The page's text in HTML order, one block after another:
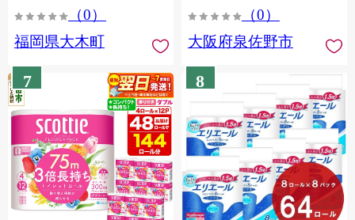
（0）
福岡県大木町
（0）
大阪府泉佐野市
7 8